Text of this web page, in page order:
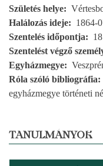
Születés helye
Halálozás ideje
1864-
Szentelés időpontja
Szentelést végző
Egyházmegye
Róla szóló bibliográfia
egyházmegye történeti
TANULMÁNYOK